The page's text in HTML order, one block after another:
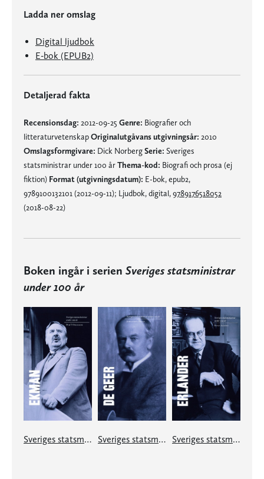
Ladda ner omslag
Digital ljudbok
E-bok (EPUB2)
Detaljerad fakta
Recensionsdag: 2012-09-25 Genre: Biografier och
litteraturvetenskapOriginalutgåvans utgivningsår: 2010
Omslagsformgivare: Dick NorbergSerie: Sveriges
statsministrar under 100 årThema-kod: Biografi och prosa (ej
fiktion) Format (utgivningsdatum): E-bok, epub2,
9789100132101 (2012-09-11); Ljudbok, digital,9789176518052
(2018-08-22)
Boken ingår i serien Sveriges statsministrar
under 100 år
Sveriges statsministrar under 100 år. C G Ekman Sveriges statsministrar under 100 år. Louis De Geer dy Sveriges statsministrar under 100 år. Tage Erlander